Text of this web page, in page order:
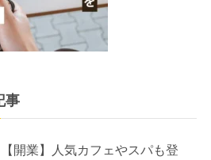
事
【開業】人気カフェやスパも登